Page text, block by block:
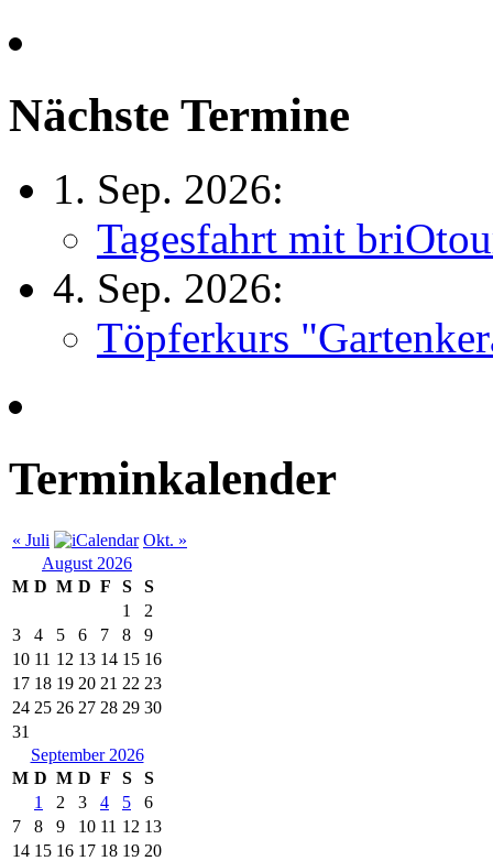
Nächste Termine
1. Sep. 2026:
Tagesfahrt mit
4. Sep. 2026:
Töpferkurs
Terminkalender
« Juli
Okt. »
August 2026
M D M D F S
S
1
2
3
4 5 6 7 8
9
10 11 12 13 14 15 16
17 18 19 20 21 22 23
24 25 26 27 28 29 30
31
September 2026
M D M D F S
S
1
2 3 4 5
6
7
8 9 10 11 12 13
14 15 16 17 18 19 20